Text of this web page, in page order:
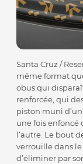
Santa Cruz /
même format
obus qui
renforcée, qui
piston muni
une fois enfoncé
l’autre. Le bout
verrouille dans
d’éliminer par